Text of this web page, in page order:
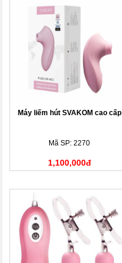
Máy liếm hút SVAKOM cao cấp
Mã SP: 2270
1,100,000đ